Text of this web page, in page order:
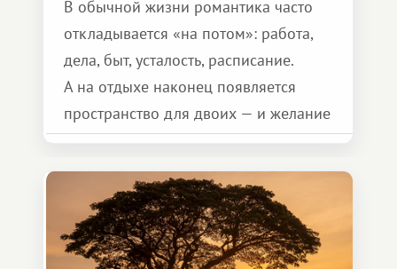
В обычной жизни романтика часто
откладывается «на потом»: работа,
дела, быт, усталость, расписание.
А на отдыхе наконец появляется
пространство для двоих — и желание
сделать для близкого человека что-то
особенное. Не обязательно
масштабное, но тёплое
и запоминающееся :)